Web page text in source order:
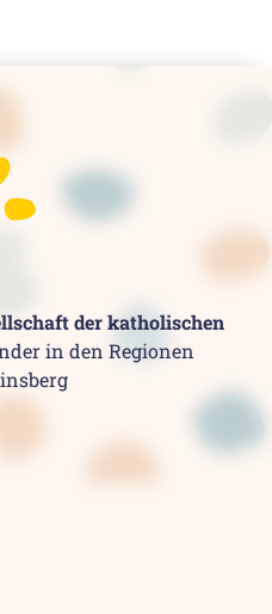
der katholischen
in den Regionen